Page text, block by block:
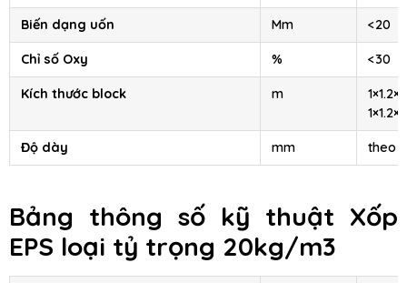
Biến dạng uốn Mm <20
Chỉ số Oxy % <30
Kích thước block m
1×1.2×4
Độ dày mm theo
Bảng thông số kỹ thuật Xốp
EPS loại tỷ trọng 20kg/m3